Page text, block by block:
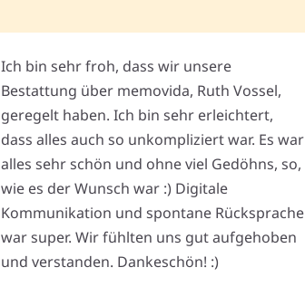
Ich bin sehr froh, dass wir unsere
Bestattung über memovida, Ruth Vossel,
geregelt haben. Ich bin sehr erleichtert,
dass alles auch so unkompliziert war. Es war
alles sehr schön und ohne viel Gedöhns, so,
wie es der Wunsch war :) Digitale
Kommunikation und spontane Rücksprache
war super. Wir fühlten uns gut aufgehoben
und verstanden. Dankeschön! :)